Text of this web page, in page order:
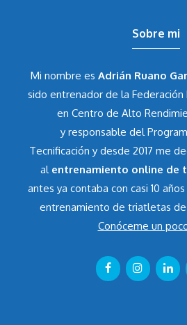
Sobre mi
Mi nombre es Adrián Ruano
sido entrenador de la
en Centro de Alto
y responsable del
Tecnificación y desde 2017 me
al entrenamiento online de
antes ya contaba con casi 10
entrenamiento de triatletas
Conóceme un